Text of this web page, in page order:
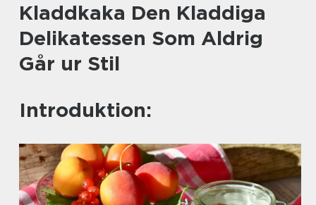
Kladdkaka Den Kladdiga
Delikatessen Som Aldrig
Går ur Stil
Introduktion: